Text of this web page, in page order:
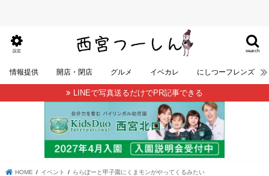
search
設定
情報提供 開店・閉店 グルメ イベカレ にしつーフレンズ
LINEで写真送るだけでPR記事できる
HOME イベント ららぽーと甲子園にくまモンがやってくるみたい